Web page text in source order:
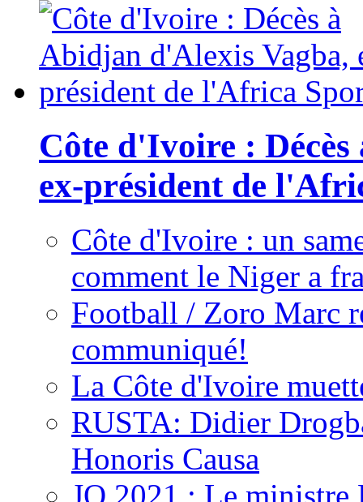
Côte d'Ivoire :
ex-président de
Côte d'Ivoire : un
comment le Niger a
Football / Zoro Marc
communiqué!
La Côte d'Ivoire
RUSTA: Didier
Honoris Causa
JO 2021 : Le ministre